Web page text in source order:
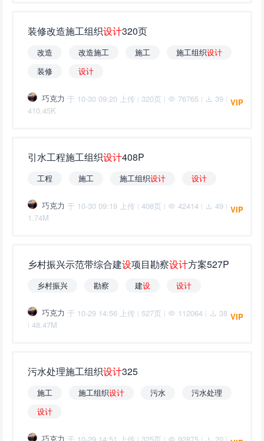
装修改造施工组织设计320页
改造 改造施工 施工 施工组织设计
装修
设计
巧克力 于 10-30 09:20 上传 | 320页 | 76765 | 39 |
410.45K
VIP
引水工程施工组织设计408P
工程 施工 施工组织设计 设计
巧克力 于 10-30 09:19 上传 | 408页 | 42414 | 49 |
1.74M
VIP
乡村振兴示范带综合建设项目勘察设计方案527P
乡村振兴 勘察 建设 设计
巧克力 于 10-29 14:56 上传 | 527页 | 112064 | 38
| 48.47M
VIP
污水处理施工组织设计325
施工 施工组织设计 污水
污水处理
设计
巧克力 | | | |